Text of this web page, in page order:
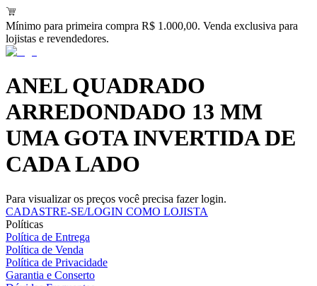
Mínimo para primeira compra R$ 1.000,00. Venda exclusiva para
lojistas e revendedores.
ANEL QUADRADO
ARREDONDADO 13 MM
UMA GOTA INVERTIDA DE
CADA LADO
Para visualizar os preços você precisa fazer login.
CADASTRE-SE/LOGIN COMO LOJISTA
Políticas
Política de Entrega
Política de Venda
Política de Privacidade
Garantia e Conserto